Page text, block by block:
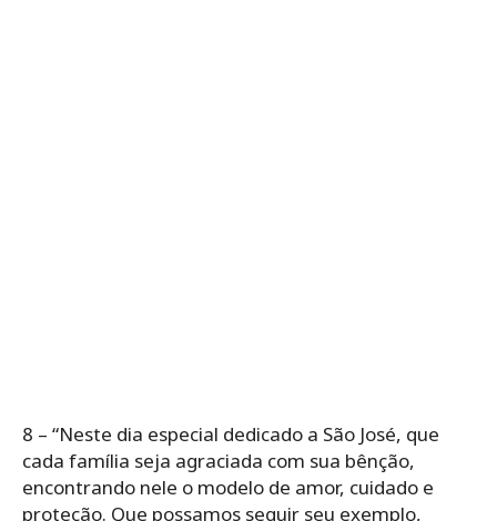
8 – “Neste dia especial dedicado a São José, que
cada família seja agraciada com sua bênção,
encontrando nele o modelo de amor, cuidado e
proteção. Que possamos seguir seu exemplo,